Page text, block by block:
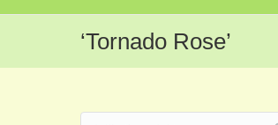
‘Tornado Rose’